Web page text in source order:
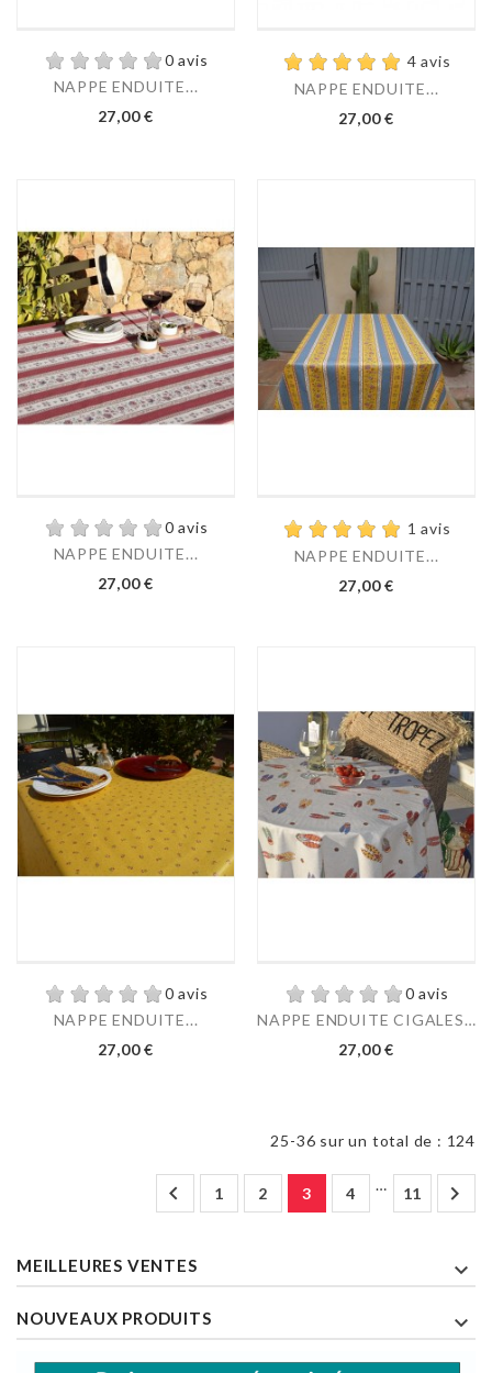
0 avis
NAPPE ENDUITE...
27,00 €
4 avis
NAPPE ENDUITE...
27,00 €
0 avis
NAPPE ENDUITE...
27,00 €
1 avis
NAPPE ENDUITE...
27,00 €
0 avis
NAPPE ENDUITE...
27,00 €
0 avis
NAPPE ENDUITE CIGALES LIN
27,00 €
25-36 sur un total de : 124
 1 2 3 4 … 11 
MEILLEURES VENTES 
NOUVEAUX PRODUITS 